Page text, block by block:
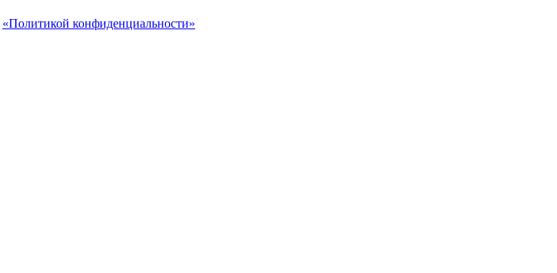
«Политикой конфиденциальности»